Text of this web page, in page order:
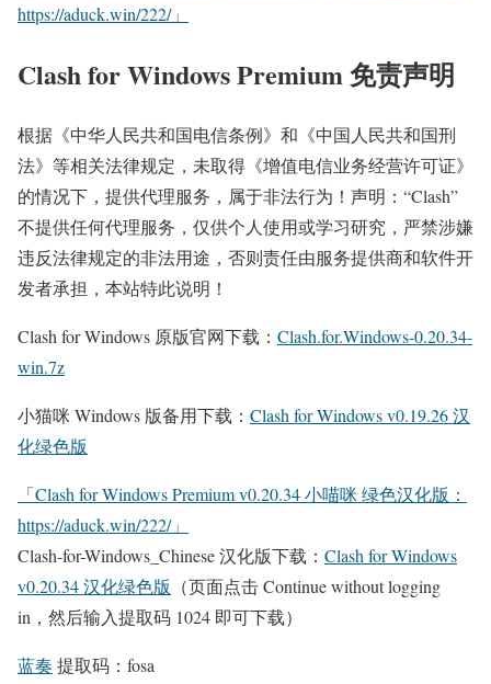
https://aduck.win/222/」
Clash for Windows Premium 免责声明
根据《中华人民共和国电信条例》和《中国人民共和国刑
法》等相关法律规定，未取得《增值电信业务经营许可证》
的情况下，提供代理服务，属于非法行为！声明：“Clash”
不提供任何代理服务，仅供个人使用或学习研究，严禁涉嫌
违反法律规定的非法用途，否则责任由服务提供商和软件开
发者承担，本站特此说明！
Clash for Windows 原版官网下载： Clash.for.Windows-0.20.34-
win.7z
小猫咪 Windows 版备用下载： Clash for Windows v0.19.26 汉
化绿色版
「Clash for Windows Premium v0.20.34 小喵咪 绿色汉化版：
https://aduck.win/222/」
Clash-for-Windows_Chinese 汉化版下载： Clash for Windows
v0.20.34 汉化绿色版 （页面点击 Continue without logging
in，然后输入提取码 1024 即可下载）
蓝奏 提取码：fosa